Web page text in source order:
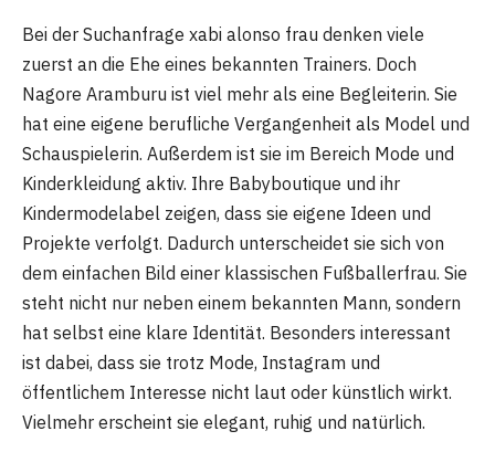
Bei der Suchanfrage xabi alonso frau denken viele
zuerst an die Ehe eines bekannten Trainers. Doch
Nagore Aramburu ist viel mehr als eine Begleiterin. Sie
hat eine eigene berufliche Vergangenheit als Model und
Schauspielerin. Außerdem ist sie im Bereich Mode und
Kinderkleidung aktiv. Ihre Babyboutique und ihr
Kindermodelabel zeigen, dass sie eigene Ideen und
Projekte verfolgt. Dadurch unterscheidet sie sich von
dem einfachen Bild einer klassischen Fußballerfrau. Sie
steht nicht nur neben einem bekannten Mann, sondern
hat selbst eine klare Identität. Besonders interessant
ist dabei, dass sie trotz Mode, Instagram und
öffentlichem Interesse nicht laut oder künstlich wirkt.
Vielmehr erscheint sie elegant, ruhig und natürlich.